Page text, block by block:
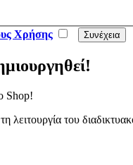
Χρήσης
Shop!
λειτουργία του